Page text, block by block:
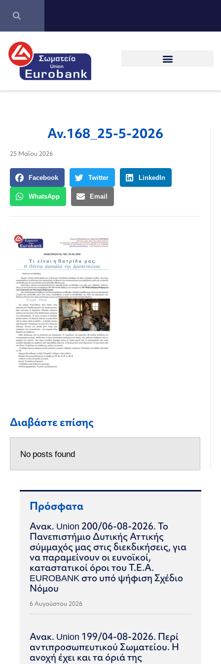
Αν.168_25-5-2026
25 Μαΐου 2026
Facebook Twitter LinkedIn
WhatsApp Email
Διαβάστε επίσης
No posts found
Πρόσφατα
Ανακ. Union 200/06-08-2026. Το
Πανεπιστήμιο Δυτικής Αττικής
σύμμαχός μας στις διεκδικήσεις, για
να παραμείνουν οι ευνοϊκοί,
καταστατικοί όροι του Τ.Ε.Α.
EUROBANK στο υπό ψήφιση Σχέδιο
Νόμου
6 Αυγούστου 2026
Ανακ. Union 199/04-08-2026. Περί
αντιπροσωπευτικού Σωματείου. Η
ανοχή έχει και τα όριά της